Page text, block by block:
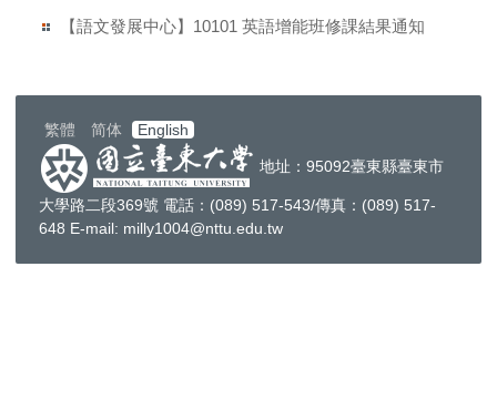
【語文發展中心】10101 英語增能班修課結果通知
繁體 简体 English
地址：95092臺東縣臺東市
大學路二段369號 電話：(089) 517-543/傳真：(089) 517-
648 E-mail: milly1004@nttu.edu.tw